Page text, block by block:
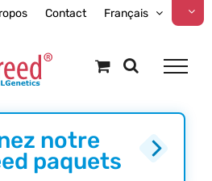
Contact Français
notre
paquets